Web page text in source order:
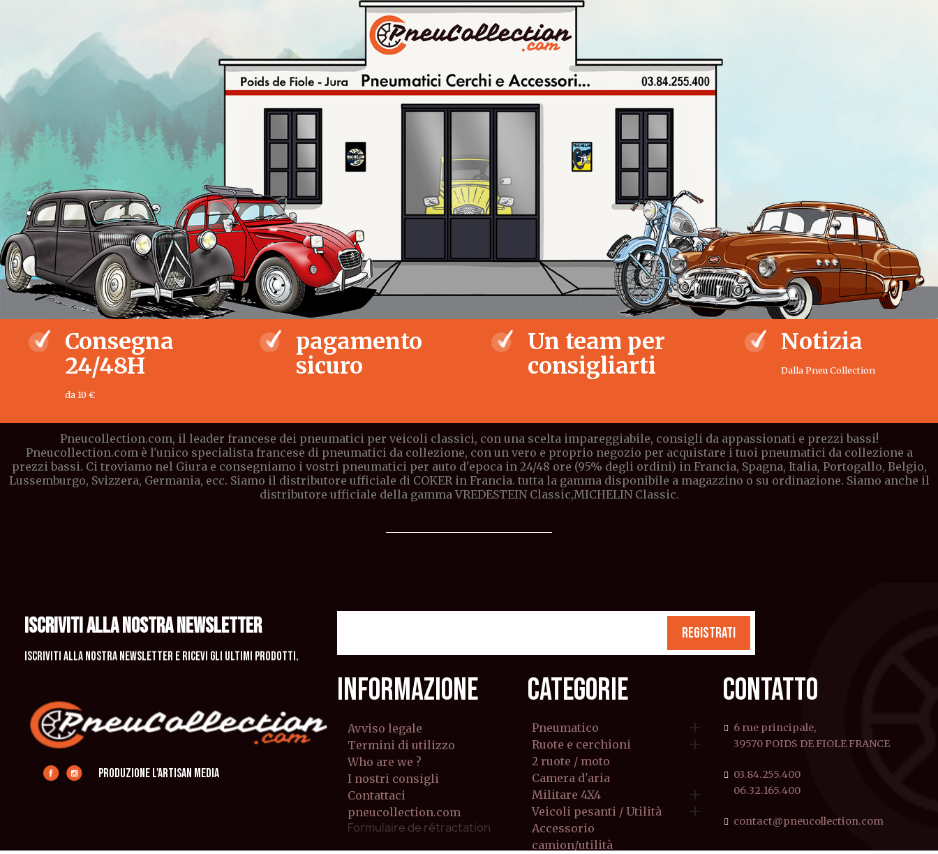
Consegna
24/48H
da 10 €
pagamento
sicuro
Un team per
consigliarti
Notizia
Dalla Pneu Collection
Pneucollection.com, il leader francese dei pneumatici per veicoli classici, con una scelta impareggiabile, consigli da appassionati e prezzi bassi!
Pneucollection.com è l'unico specialista francese di pneumatici da collezione, con un vero e proprio negozio per acquistare i tuoi pneumatici da collezione a
prezzi bassi. Ci troviamo nel Giura e consegniamo i vostri pneumatici per auto d'epoca in 24/48 ore (95% degli ordini) in Francia, Spagna, Italia, Portogallo, Belgio,
Lussemburgo, Svizzera, Germania, ecc. Siamo il distributore ufficiale di COKER in Francia. tutta la gamma disponibile a magazzino o su ordinazione. Siamo anche il
distributore ufficiale della gamma VREDESTEIN Classic,MICHELIN Classic.
ISCRIVITI ALLA NOSTRA NEWSLETTER
Iscriviti alla nostra newsletter e ricevi gli ultimi prodotti.
produzione L'Artisan Media
REGISTRATI
INFORMAZIONE
Avviso legale
Termini di utilizzo
Who are we ?
I nostri consigli
Contattaci
pneucollection.com
Formulaire de rétractation
CATEGORIE
Pneumatico 
Ruote e cerchioni 
2 ruote / moto
Camera d'aria
Militare 4X4

Veicoli pesanti / Utilità 
Accessorio
camion/utilità
CONTATTO
6 rue principale,
39570 POIDS DE FIOLE FRANCE
03.84.255.400
06.32.165.400
contact@pneucollection.com